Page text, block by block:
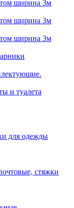
ширина 3м
ширина 3м
ширина 3м
и туалета
для одежды
стяжки